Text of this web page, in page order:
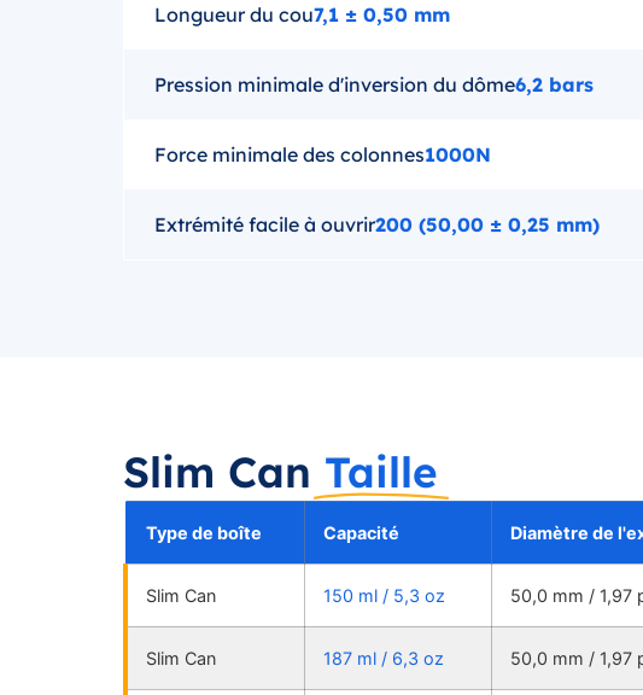
Longueur du cou7,1 ± 0,50 mm
Pression minimale d'inversion du dôme6,2 bars
Force minimale des colonnes1000N
Extrémité facile à ouvrir200 (50,00 ± 0,25 mm)
Slim Can Taille
Type de boîte Capacité Diamètre de
Slim Can 150 ml / 5,3 oz 50,0 mm / 1,97
Slim Can 187 ml / 6,3 oz 50,0 mm / 1,97